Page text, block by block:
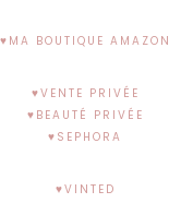
♥MA BOUTIQUE AMAZON
♥VENTE PRIVÉE
♥BEAUTÉ PRIVÉE
♥SEPHORA
♥VINTED